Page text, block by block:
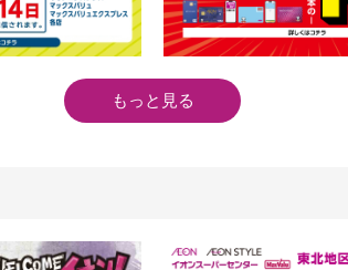
もっと見る